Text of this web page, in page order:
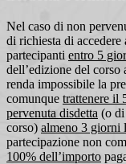
Nel caso di non
di richiesta di
partecipanti entro 5
dell’edizione del corso
renda impossibile la
comunque trattenere il
pervenuta disdetta (o di
corso) almeno 3 giorni
partecipazione non
100% dell’importo